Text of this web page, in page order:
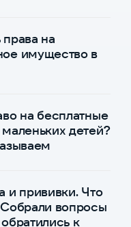
на
имущество в
на бесплатные
детей?
и прививки. Что
вопросы
к